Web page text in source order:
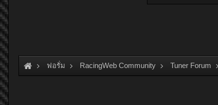
ฟอรั่ม RacingWeb Community Tuner Forum